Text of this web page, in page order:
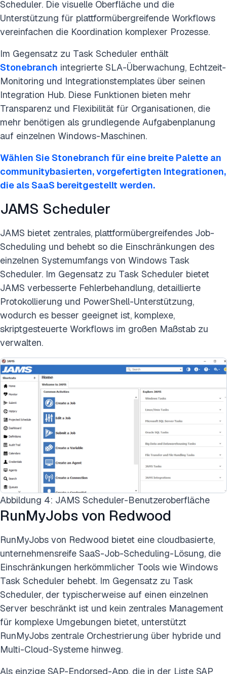
Scheduler. Die visuelle Oberfläche und die
Unterstützung für plattformübergreifende Workflows
vereinfachen die Koordination komplexer Prozesse.
Im Gegensatz zu Task Scheduler enthält
Stonebranch integrierte SLA-Überwachung, Echtzeit-
Monitoring und Integrationstemplates über seinen
Integration Hub. Diese Funktionen bieten mehr
Transparenz und Flexibilität für Organisationen, die
mehr benötigen als grundlegende Aufgabenplanung
auf einzelnen Windows-Maschinen.
Wählen Sie Stonebranch für eine breite Palette an
communitybasierten, vorgefertigten Integrationen,
die als SaaS bereitgestellt werden.
JAMS Scheduler
JAMS bietet zentrales, plattformübergreifendes Job-
Scheduling und behebt so die Einschränkungen des
einzelnen Systemumfangs von Windows Task
Scheduler. Im Gegensatz zu Task Scheduler bietet
JAMS verbesserte Fehlerbehandlung, detaillierte
Protokollierung und PowerShell-Unterstützung,
wodurch es besser geeignet ist, komplexe,
skriptgesteuerte Workflows im großen Maßstab zu
verwalten.
Abbildung 4: JAMS Scheduler-Benutzeroberfläche
RunMyJobs von Redwood
RunMyJobs von Redwood bietet eine cloudbasierte,
unternehmensreife SaaS-Job-Scheduling-Lösung, die
Einschränkungen herkömmlicher Tools wie Windows
Task Scheduler behebt. Im Gegensatz zu Task
Scheduler, der typischerweise auf einen einzelnen
Server beschränkt ist und kein zentrales Management
für komplexe Umgebungen bietet, unterstützt
RunMyJobs zentrale Orchestrierung über hybride und
Multi-Cloud-Systeme hinweg.
Als einzige SAP-Endorsed-App, die in der Liste SAP